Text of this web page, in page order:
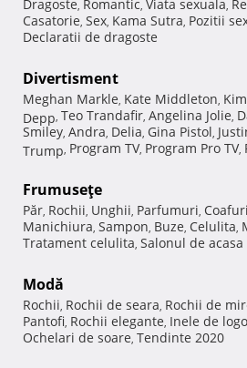
Dragoste, Romantic, Viata sexuala,
Casatorie, Sex, Kama Sutra, Pozitii
Declaratii de dragoste
Divertisment
Meghan Markle, Kate Middleton,
Depp, Teo Trandafir, Angelina Jolie,
Smiley, Andra, Delia, Gina Pistol,
Trump, Program TV, Program Pro TV,
Frumuseţe
Păr, Rochii, Unghii, Parfumuri, Coafuri
Manichiura, Sampon, Buze, Celulita,
Tratament celulita, Salonul de acasa
Modă
Rochii, Rochii de seara, Rochii de
Pantofi, Rochii elegante, Inele de
Ochelari de soare, Tendinte 2020